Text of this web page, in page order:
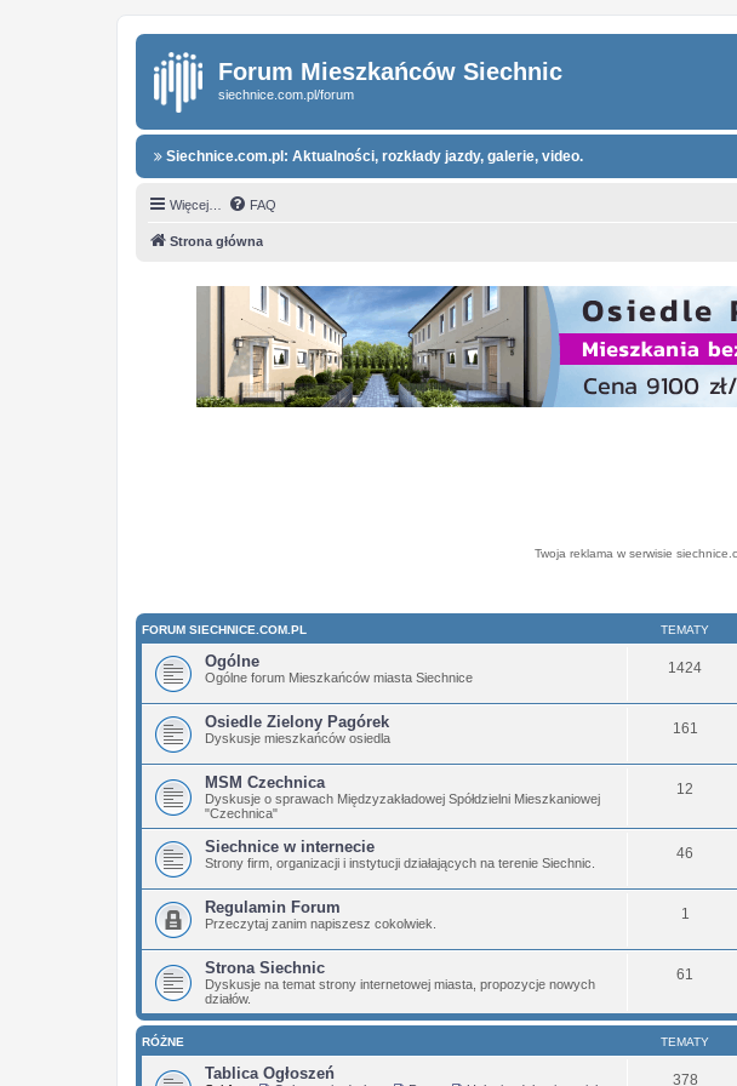
Forum Mieszkańców Siechnic
siechnice.com.pl/forum
Siechnice.com.pl: Aktualności, rozkłady jazdy, galerie, video.
Więcej… FAQ
Strona główna
Twoja reklama w serwisie
FORUM SIECHNICE.COM.PL TEMATY
Ogólne
Ogólne forum Mieszkańców miasta Siechnice
1424
Osiedle Zielony Pagórek
Dyskusje mieszkańców osiedla
161
MSM Czechnica
Dyskusje o sprawach Międzyzakładowej Spółdzielni Mieszkaniowej
"Czechnica"
12
Siechnice w internecie
Strony firm, organizacji i instytucji działających na terenie Siechnic.
46
Regulamin Forum
Przeczytaj zanim napiszesz cokolwiek.
1
Strona Siechnic
Dyskusje na temat strony internetowej miasta, propozycje nowych
działów.
61
RÓŻNE TEMATY
Tablica Ogłoszeń 378